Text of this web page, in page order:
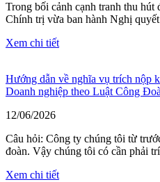
Trong bối cảnh cạnh tranh thu hút
Chính trị vừa ban hành Nghị
Xem chi tiết
Hướng dẫn về nghĩa vụ trích nộp
Doanh nghiệp theo Luật Công
12/06/2026
Câu hỏi: Công ty chúng tôi từ
đoàn. Vậy chúng tôi có cần phải
Xem chi tiết